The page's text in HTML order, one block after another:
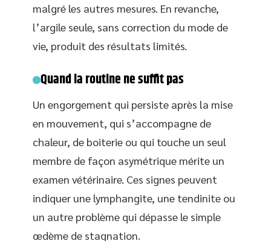
malgré les autres mesures. En revanche,
l’argile seule, sans correction du mode de
vie, produit des résultats limités.
Quand la routine ne suffit pas
Un engorgement qui persiste après la mise
en mouvement, qui s’accompagne de
chaleur, de boiterie ou qui touche un seul
membre de façon asymétrique mérite un
examen vétérinaire. Ces signes peuvent
indiquer une lymphangite, une tendinite ou
un autre problème qui dépasse le simple
œdème de stagnation.